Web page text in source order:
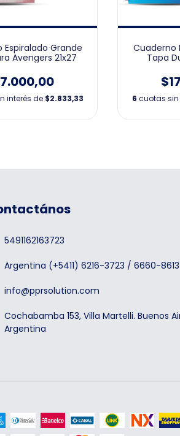
Espiralado Grande
Avengers 21x27
interés de $2.833,33
Cuaderno
Tapa
6 cuotas sin
5491162163723
Argentina (+5411) 6216-3723 / 6660-8613
info@pprsolution.com
Cochabamba 153, Villa Martelli. Buenos
Argentina